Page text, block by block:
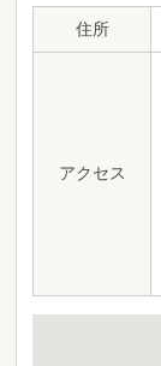
住所
アクセス